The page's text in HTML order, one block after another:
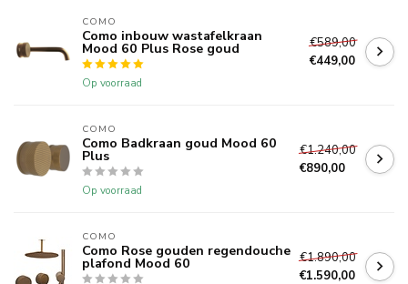
COMO
Como inbouw wastafelkraan
Mood 60 Plus Rose goud
Op voorraad
€589,00
€449,00
COMO
Como Badkraan goud Mood 60
Plus
Op voorraad
€1.240,00
€890,00
COMO
Como Rose gouden regendouche
plafond Mood 60
€1.890,00
€1.590,00